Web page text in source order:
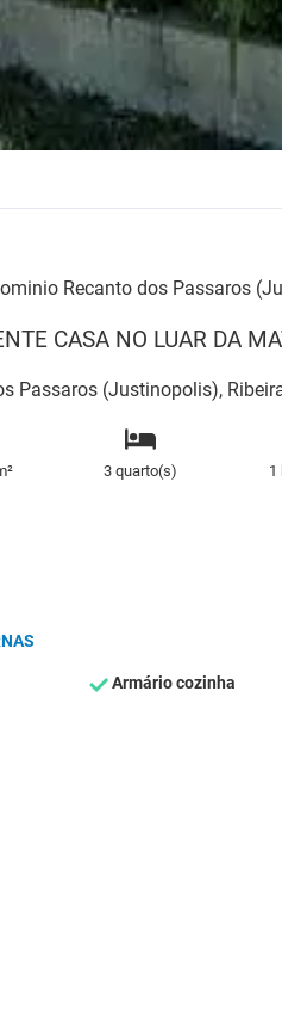
Recanto dos Passaros
CASA NO LUAR DA
Passaros (Justinopolis),
3 quarto(s) 1
Armário cozinha